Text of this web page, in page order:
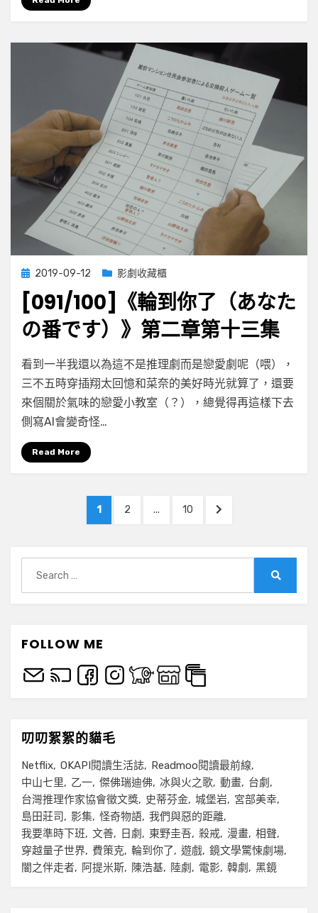
の
番
で
す）》
第
二
章
第
十
四
集
Posted
on
2019-09-12 影劇收藏櫃
[091/100]《輪到你了（あなた
の番です）》第二章第十三集
by 小云
Leave a commenton
[091/100]
《輪
到
番
第
章
看到一半我還以為這不是推理劇而是戀愛劇呢（喂），
三不五時穿插翔太回憶和菜奈的美好時光就算了，還要
來個關於氣味的戀愛小教室（？），總覺得再這樣下去
側寫AI會變奇怪…
Read More
分
PAGE
1 PAGE
2 ... PAGE
10
NEXT
for:
FOLLOW ME
叨叨絮絮的貓毛
Netflix OKAPI閱讀生活誌
Readmoo閱讀最前線
中山七里
乙一 傑佛瑞迪佛 冰與火之歌 動畫
台劇
台灣推理作家協會徵文獎
史蒂芬金 城堡岩
宮部美幸
島田莊司
影集 怪奇物語 我們與惡的距離
我要準時下班
文善 日劇 東野圭吾 殺戒 漫畫 相聲
穿越量子世界
費策克 輪到你了 遊戲 鏡文學驚悚劇場
闇之伴走者
阿提米斯 陳浩基 陸劇 電影 韓劇 黑鏡